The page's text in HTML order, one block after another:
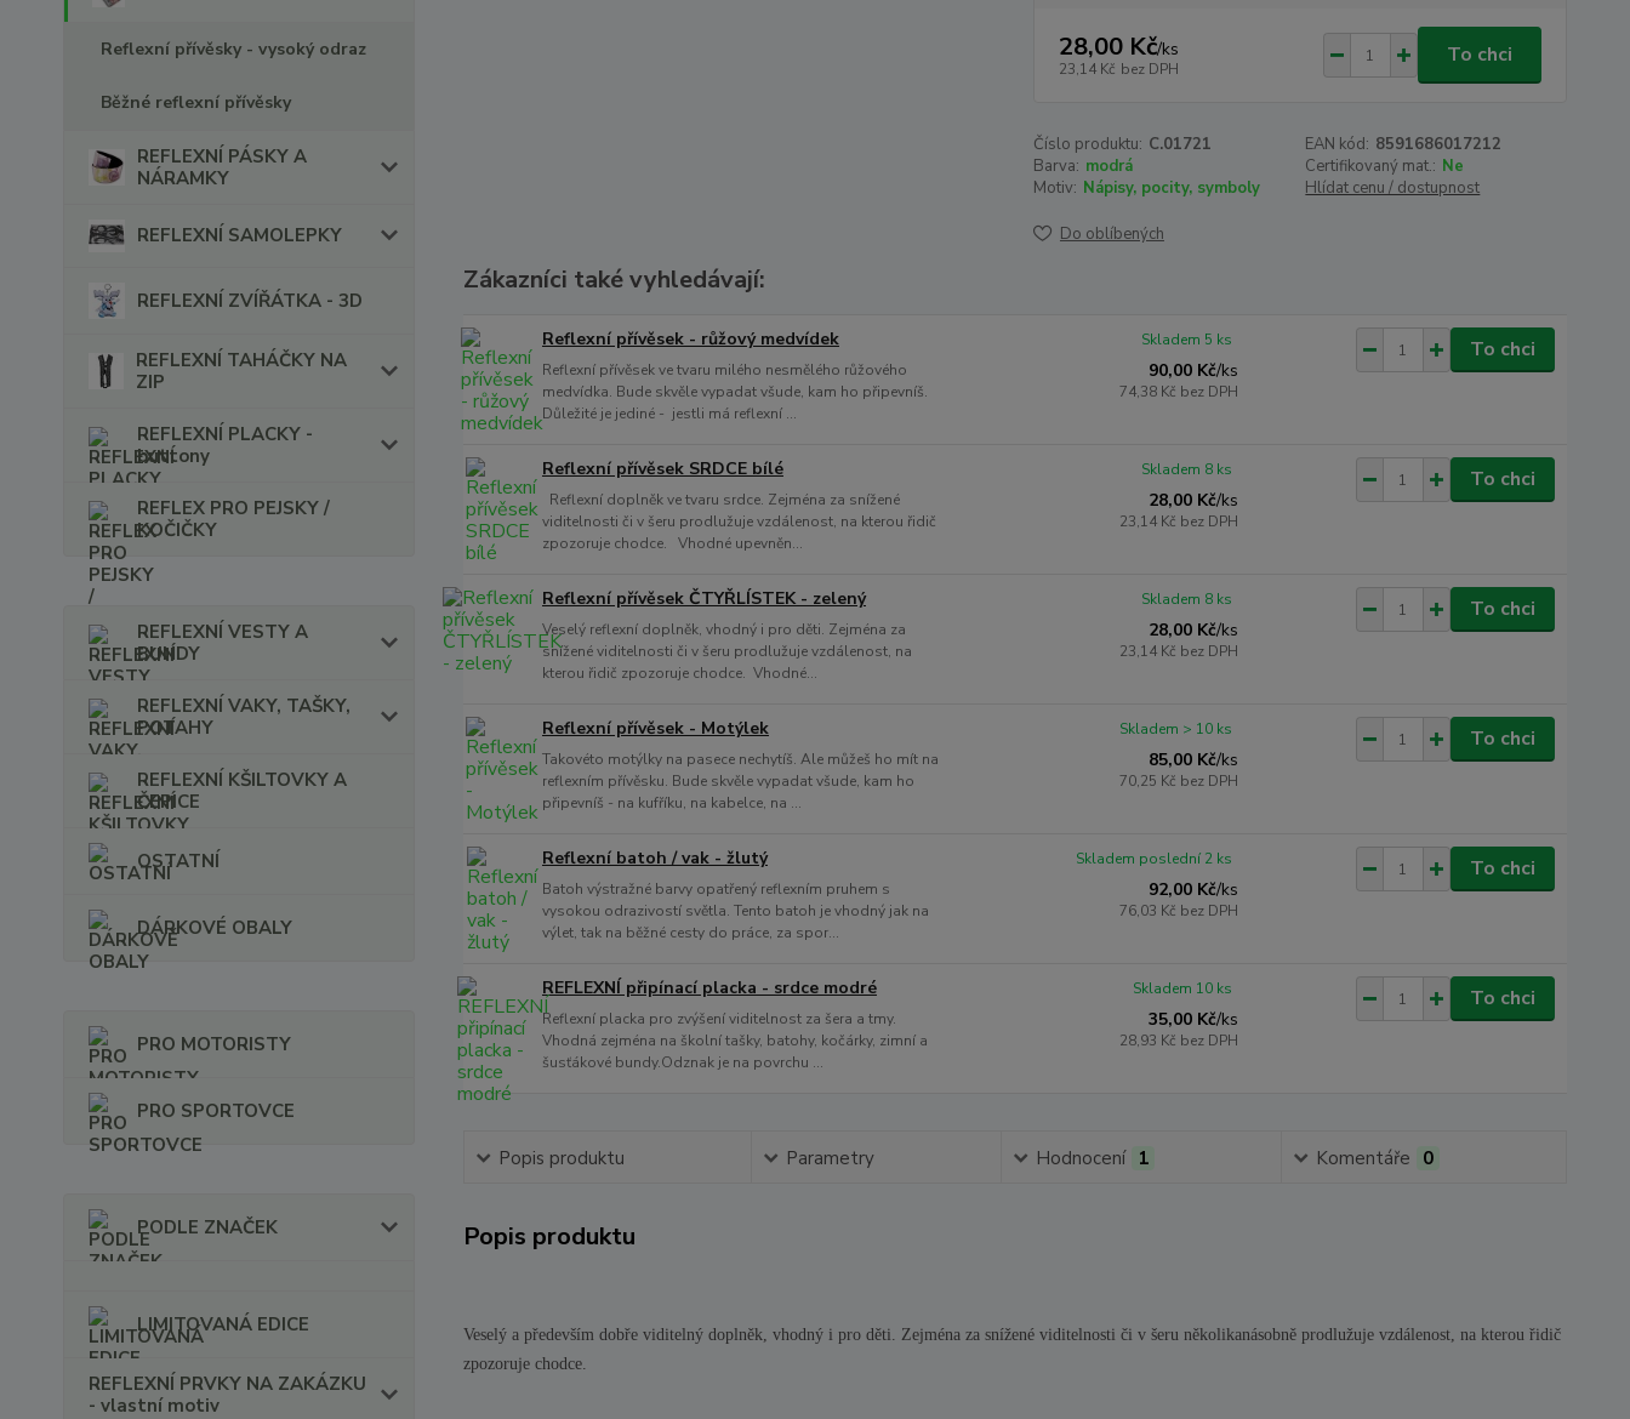
Reflexní přívěsky - vysoký odraz
Běžné reflexní přívěsky
REFLEXNÍ PÁSKY A
NÁRAMKY
REFLEXNÍ SAMOLEPKY
REFLEXNÍ ZVÍŘÁTKA - 3D
REFLEXNÍ TAHÁČKY NA
ZIP
REFLEXNÍ PLACKY -
buttony
REFLEX PRO PEJSKY /
KOČIČKY
REFLEXNÍ VESTY A
BUNDY
REFLEXNÍ VAKY, TAŠKY,
POTAHY
REFLEXNÍ KŠILTOVKY A
ČEPICE
OSTATNÍ
DÁRKOVÉ OBALY
PRO MOTORISTY
PRO SPORTOVCE
PODLE ZNAČEK
LIMITOVANÁ EDICE
REFLEXNÍ PRVKY NA ZAKÁZKU
- vlastní motiv
28,00 Kč/ks
23,14 Kč bez DPH
To chci
Číslo produktu: C.01721 EAN kód: 8591686017212
Barva: modrá Certifikovaný mat.: Ne
Motiv: Nápisy, pocity, symboly Hlídat cenu / dostupnost
Do oblíbených
Zákazníci také vyhledávají:
Reflexní přívěsek - růžový medvídek
Reflexní přívěsek ve tvaru milého nesmělého růžového
medvídka. Bude skvěle vypadat všude, kam ho připevníš.
Důležité je jediné - jestli má reflexní ...
90,00 Kč/ks
74,38 Kč bez DPH
Skladem 5 ks To chci
Reflexní přívěsek SRDCE bílé
Reflexní doplněk ve tvaru srdce. Zejména za snížené
viditelnosti či v šeru prodlužuje vzdálenost, na kterou řidič
zpozoruje chodce. Vhodné upevněn...
28,00 Kč/ks
23,14 Kč bez DPH
Skladem 8 ks To chci
Reflexní přívěsek ČTYŘLÍSTEK - zelený
Veselý reflexní doplněk, vhodný i pro děti. Zejména za
snížené viditelnosti či v šeru prodlužuje vzdálenost, na
kterou řidič zpozoruje chodce. Vhodné...
28,00 Kč/ks
23,14 Kč bez DPH
Skladem 8 ks To chci
Reflexní přívěsek - Motýlek
Takovéto motýlky na pasece nechytíš. Ale můžeš ho mít na
reflexním přívěsku. Bude skvěle vypadat všude, kam ho
připevníš - na kufříku, na kabelce, na ...
85,00 Kč/ks
70,25 Kč bez DPH
Skladem > 10 ks To chci
Reflexní batoh / vak - žlutý
Batoh výstražné barvy opatřený reflexním pruhem s
vysokou odrazivostí světla. Tento batoh je vhodný jak na
výlet, tak na běžné cesty do práce, za spor...
92,00 Kč/ks
76,03 Kč bez DPH
Skladem poslední 2 ks To chci
REFLEXNÍ připínací placka - srdce modré
Reflexní placka pro zvýšení viditelnost za šera a tmy.
Vhodná zejména na školní tašky, batohy, kočárky, zimní a
šusťákové bundy.Odznak je na povrchu ...
35,00 Kč/ks
28,93 Kč bez DPH
Skladem 10 ks To chci
Popis produktu Parametry Hodnocení 1 Komentáře 0
Popis produktu
Veselý a především dobře viditelný doplněk, vhodný i pro děti. Zejména za snížené viditelnosti či v šeru několikanásobně prodlužuje vzdálenost, na kterou řidič
zpozoruje chodce.